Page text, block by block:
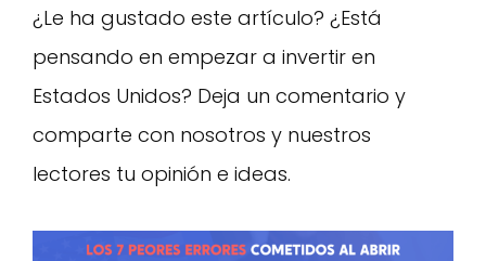
¿Le ha gustado este artículo? ¿Está
pensando en empezar a invertir en
Estados Unidos? Deja un comentario y
comparte con nosotros y nuestros
lectores tu opinión e ideas.